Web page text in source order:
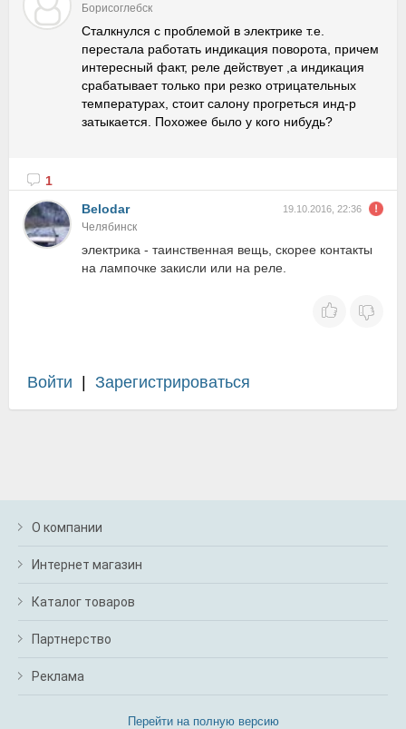
Борисоглебск
Сталкнулся с проблемой в электрике т.е.
перестала работать индикация поворота, причем
интересный факт, реле действует ,а индикация
срабатывает только при резко отрицательных
температурах, стоит салону прогреться инд-р
затыкается. Похожее было у кого нибудь?
1
Belodar
19.10.2016, 22:36
Челябинск
электрика - таинственная вещь, скорее контакты
на лампочке закисли или на реле.
Войти Зарегистрироваться
О компании
Интернет магазин
Каталог товаров
Партнерство
Реклама
Перейти на полную версию